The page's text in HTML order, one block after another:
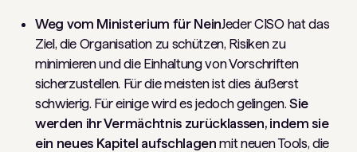
Weg vom Ministerium für NeinJeder CISO hat das
Ziel, die Organisation zu schützen, Risiken zu
minimieren und die Einhaltung von Vorschriften
sicherzustellen. Für die meisten ist dies äußerst
schwierig. Für einige wird es jedoch gelingen. Sie
werden ihr Vermächtnis zurücklassen, indem sie
ein neues Kapitel aufschlagen mit neuen Tools, die